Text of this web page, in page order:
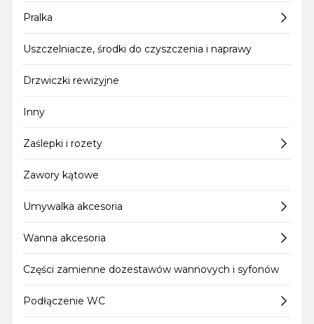
Pralka
Uszczelniacze, środki do czyszczenia i naprawy
Drzwiczki rewizyjne
Inny
Zaślepki i rozety
Zawory kątowe
Umywalka akcesoria
Wanna akcesoria
Części zamienne dozestawów wannovych i syfonów
Podłączenie WC